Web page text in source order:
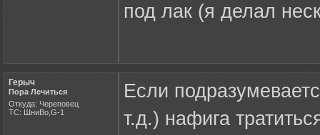
под лак (я делал
Герыч
Пора Лечиться
Откуда: Череповец
ТС: ШниВо,G-1
Если
т.д.) нафига